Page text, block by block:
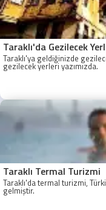
Taraklı'da Gezilecek
Taraklı'ya geldiğinizde
gezilecek yerleri yazımızda.
Taraklı Termal Turizmi
Taraklı'da termal turizmi,
gelmiştir.